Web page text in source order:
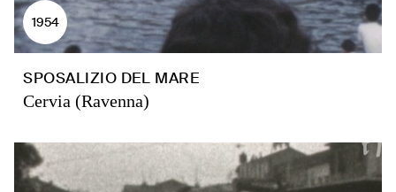
1954
SPOSALIZIO DEL MARE
Cervia (Ravenna)